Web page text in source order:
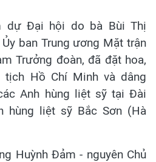
dự Đại hội do bà Bùi Thị
ban Trung ương Mặt trận
Trưởng đoàn, đã đặt hoa,
tịch Hồ Chí Minh và dâng
Anh hùng liệt sỹ tại Đài
hùng liệt sỹ Bắc Sơn (Hà
Huỳnh Đảm - nguyên Chủ